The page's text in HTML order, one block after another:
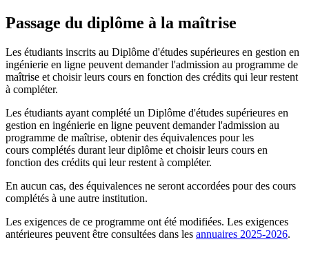
Passage du diplôme à la maîtrise
Les étudiants inscrits au Diplôme d'études supérieures en gestion en
ingénierie en ligne peuvent demander l'admission au programme de
maîtrise et choisir leurs cours en fonction des crédits qui leur restent
à compléter.
Les étudiants ayant complété un Diplôme d'études supérieures en
gestion en ingénierie en ligne peuvent demander l'admission au
programme de maîtrise, obtenir des équivalences pour les
cours complétés durant leur diplôme et choisir leurs cours en
fonction des crédits qui leur restent à compléter.
En aucun cas, des équivalences ne seront accordées pour des cours
complétés à une autre institution.
Les exigences de ce programme ont été modifiées. Les exigences
antérieures peuvent être consultées dans les annuaires 2025-2026.